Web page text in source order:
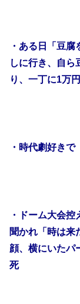
・ある日「豆
しに行き、自ら
り、一丁に1万
・時代劇好き
・ドーム大会
聞かれ「時は来
顔、横にいたパ
死